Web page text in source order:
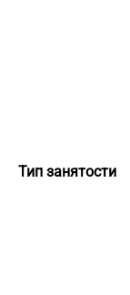
Тип занятости